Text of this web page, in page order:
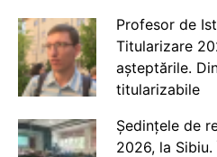
Profesor de
Titularizare
așteptările.
titularizabile
Ședințele de
2026, la